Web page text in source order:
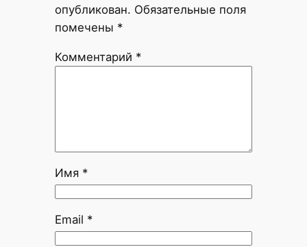
опубликован. Обязательные поля
помечены *
Комментарий *
Имя *
Email *